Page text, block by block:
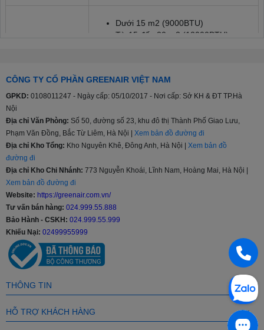
Dưới 15 m2 (9000BTU)
Từ 15 đến 20 m2 (12000BTU)
Công nghệ tiết kiệm
điện
Loại máy 1 chiều (chỉ làm lạnh) 2 chiều (có sưởi ấm)
Kiểu dáng
tường, máy lạnh đứng
Tiện ích
Màn hình hiển thị nhiệt độ trên dàn
Hiển thị nhiệt độ trên dàn lạnh
CÔNG TY CỔ PHẦN GREENAIR VIỆT NAM
GPKD: 0108011247 - Ngày cấp: 05/10/2017 - Nơi cấp: Sở KH & ĐT TP.Hà
Nội
Địa chỉ Văn Phòng: Số 50, đường số 23, khu đô thị Thành Phố Giao Lưu,
Phạm Văn Đồng, Bắc Từ Liêm, Hà Nội | Xem bản đồ đường đi
Địa chỉ Kho Tổng: Kho Nguyên Khê, Đông Anh, Hà Nội | Xem bản đồ
đường đi
Địa chỉ Kho Chi Nhánh: 773 Nguyễn Khoái, Lĩnh Nam, Hoàng Mai, Hà Nội |
Xem bản đồ đường đi
Website: https://greenair.com.vn/
Tư vấn bán hàng: 024.999.55.888
Bảo Hành - CSKH: 024.999.55.999
Khiếu Nại: 02499955999
THÔNG TIN
HỖ TRỢ KHÁCH HÀNG